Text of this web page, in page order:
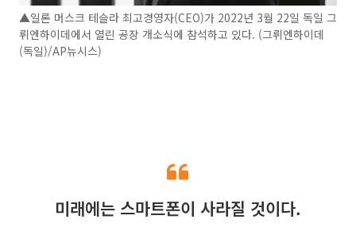
▲일론 머스크 테슬라 최고경영자(CEO)가 2022년 3월 22일 독일 그
뤼엔하이데에서 열린 공장 개소식에 참석하고 있다. (그뤼엔하이데
(독일)/AP뉴시스)
미래에는 스마트폰이 사라질 것이다.